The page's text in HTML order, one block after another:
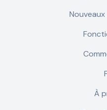
À